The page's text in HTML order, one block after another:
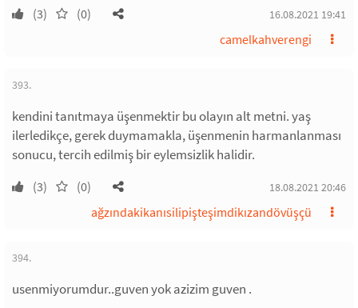
(3) (0) 16.08.2021 19:41
camelkahverengi
393.
kendini tanıtmaya üşenmektir bu olayın alt metni. yaş
ilerledikçe, gerek duymamakla, üşenmenin harmanlanması
sonucu, tercih edilmiş bir eylemsizlik halidir.
(3) (0) 18.08.2021 20:46
ağzındakikanısilipişteşimdikızandövüşçü
394.
usenmiyorumdur..guven yok azizim guven .